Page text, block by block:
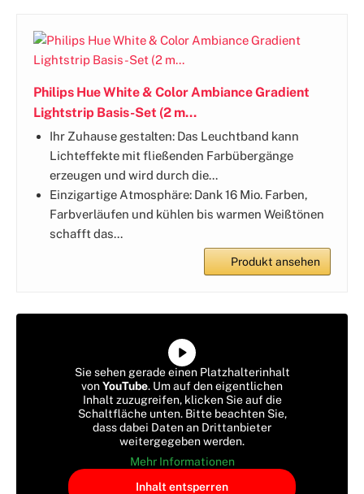
Philips Hue White & Color Ambiance Gradient
Lightstrip Basis-Set (2 m...
Ihr Zuhause gestalten: Das Leuchtband kann
Lichteffekte mit fließenden Farbübergänge
erzeugen und wird durch die...
Einzigartige Atmosphäre: Dank 16 Mio. Farben,
Farbverläufen und kühlen bis warmen Weißtönen
schafft das...
Produkt ansehen
Sie sehen gerade einen Platzhalterinhalt
vonYouTube. Um auf den eigentlichen
Inhalt zuzugreifen, klicken Sie auf die
Schaltfläche unten. Bitte beachten Sie,
dass dabei Daten an Drittanbieter
weitergegeben werden.
Mehr Informationen
Inhalt entsperren